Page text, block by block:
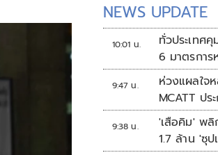
NEWS UPDATE
10:01 น.
ทั่วประเทศ
6 มาตรกา
ป้องกันเลีย
9:47 น.
ห่วงแผลใจ
MCATT ป
แชร์ภาพรุน
9:38 น.
'เสือคิม' พลิ
1.7 ล้าน 'ซุป